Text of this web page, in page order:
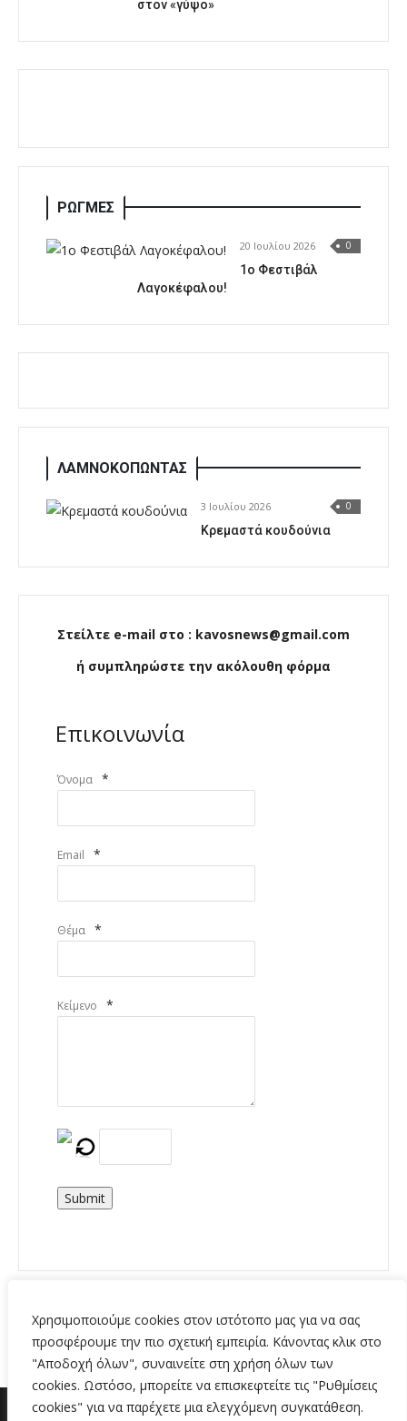
Χρησιμοποιούμε cookies στον ιστότοπο μας για να σας
προσφέρουμε την πιο σχετική εμπειρία. Κάνοντας κλικ στο
"Αποδοχή όλων", συναινείτε στη χρήση όλων των
cookies. Ωστόσο, μπορείτε να επισκεφτείτε τις "Ρυθμίσεις
cookies" για να παρέχετε μια ελεγχόμενη συγκατάθεση.
στον «γύψο»
ΡΩΓΜΕΣ
20 Ιουλίου 2026 0
1o Φεστιβάλ
Λαγοκέφαλου!
ΛΑΜΝΟΚΟΠΩΝΤΑΣ
3 Ιουλίου 2026 0
Κρεμαστά κουδούνια
Στείλτε e-mail στο : kavosnews@gmail.com
ή συμπληρώστε την ακόλουθη φόρμα
Επικοινωνία
Όνομα *
Email *
Θέμα *
Κείμενο *
Submit